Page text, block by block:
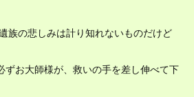
族の悲しみは計り知れないものだけど
ずお大師様が、救いの手を差し伸べて下